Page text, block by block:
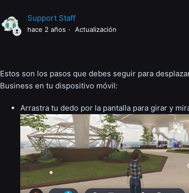
Support Staff
hace 2 años Actualización
Estos son los pasos que debes seguir para
Business en tu dispositivo móvil:
Arrastra tu dedo por la pantalla para girar y